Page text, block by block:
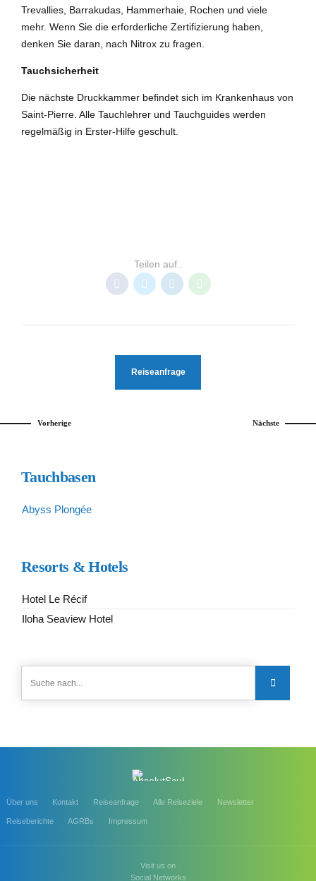
Trevallies, Barrakudas, Hammerhaie, Rochen und viele
mehr. Wenn Sie die erforderliche Zertifizierung haben,
denken Sie daran, nach Nitrox zu fragen.
Tauchsicherheit
Die nächste Druckkammer befindet sich im Krankenhaus von
Saint-Pierre. Alle Tauchlehrer und Tauchguides werden
regelmäßig in Erster-Hilfe geschult.
Teilen auf..
Reiseanfrage
Vorherige Nächste
Tauchbasen
Abyss Plongée
Resorts & Hotels
Hotel Le Récif
Iloha Seaview Hotel
Über uns Kontakt Reiseanfrage Alle Reiseziele Newsletter
Reiseberichte AGRBs Impressum
Visit us on
Social Networks